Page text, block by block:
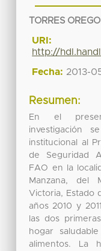
TORRES
URI:
http://
Fecha: 2013-
Resumen:
En el
investigación
institucional al
de Seguridad
FAO en la
Manzana, del
Victoria, Estado
años 2010 y
las dos
hogar
alimentos. La